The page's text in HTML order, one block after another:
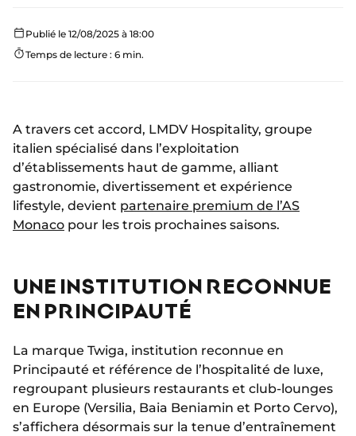
Publié le 12/08/2025 à 18:00
Temps de lecture : 6 min.
A travers cet accord, LMDV Hospitality, groupe
italien spécialisé dans l’exploitation
d’établissements haut de gamme, alliant
gastronomie, divertissement et expérience
lifestyle, devient partenaire premium de l’AS
Monaco pour les trois prochaines saisons.
UNE INSTITUTION RECONNUE
EN PRINCIPAUTÉ
La marque Twiga, institution reconnue en
Principauté et référence de l’hospitalité de luxe,
regroupant plusieurs restaurants et club-lounges
en Europe (Versilia, Baia Beniamin et Porto Cervo),
s’affichera désormais sur la tenue d’entraînement